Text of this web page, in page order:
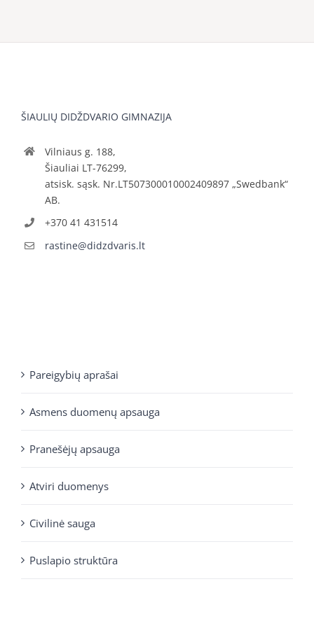
ŠIAULIŲ DIDŽDVARIO GIMNAZIJA
Vilniaus g. 188,
Šiauliai LT-76299,
atsisk. sąsk. Nr.LT507300010002409897 „Swedbank“
AB.
+370 41 431514
rastine@didzdvaris.lt
Pareigybių aprašai
Asmens duomenų apsauga
Pranešėjų apsauga
Atviri duomenys
Civilinė sauga
Puslapio struktūra